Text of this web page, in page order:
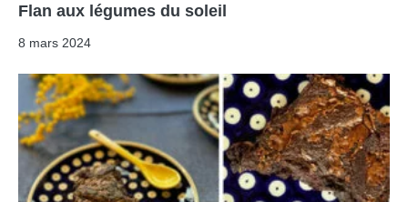
Flan aux légumes du soleil
8 mars 2024